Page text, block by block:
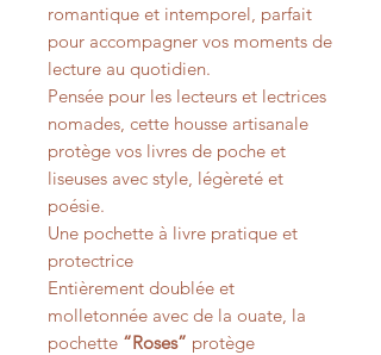
romantique et intemporel, parfait
pour accompagner vos moments de
lecture au quotidien.
Pensée pour les lecteurs et lectrices
nomades, cette housse artisanale
protège vos livres de poche et
liseuses avec style, légèreté et
poésie.
Une pochette à livre pratique et
protectrice
Entièrement doublée et
molletonnée avec de la ouate, la
pochette “Roses” protège